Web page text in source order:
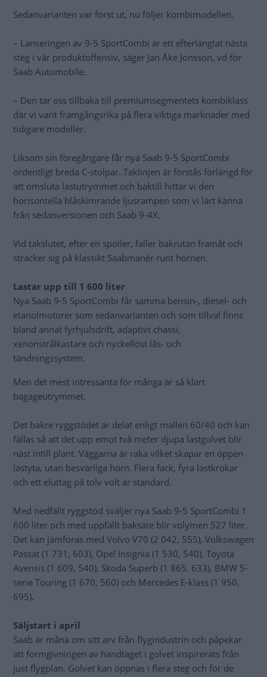
Sedanvarianten var först ut, nu följer kombimodellen.
– Lanseringen av 9-5 SportCombi är ett efterlängtat nästa
steg i vår produktoffensiv, säger Jan Åke Jonsson, vd för
Saab Automobile.
– Den tar oss tillbaka till premiumsegmentets kombiklass
där vi varit framgångsrika på flera viktiga marknader med
tidigare modeller.
Liksom sin föregångare får nya Saab 9-5 SportCombi
ordentligt breda C-stolpar. Taklinjen är förstås förlängd för
att omsluta lastutrymmet och baktill hittar vi den
horisontella blåskimrande ljusrampen som vi lärt känna
från sedanversionen och Saab 9-4X.
Vid takslutet, efter en spoiler, faller bakrutan framåt och
sträcker sig på klassikt Saabmanér runt hörnen.
Lastar upp till 1 600 liter
Nya Saab 9-5 SportCombi får samma bensin-, diesel- och
etanolmotorer som sedanvarianten och som tillval finns
bland annat fyrhjulsdrift, adaptivt chassi,
xenonstrålkastare och nyckellöst lås- och
tändningssystem.
Men det mest intressanta för många är så klart
bagageutrymmet.
Det bakre ryggstödet är delat enligt mallen 60/40 och kan
fällas så att det upp emot två meter djupa lastgolvet blir
näst intill plant. Väggarna är raka vilket skapar en öppen
lastyta, utan besvärliga hörn. Flera fack, fyra lastkrokar
och ett eluttag på tolv volt är standard.
Med nedfällt ryggstöd sväljer nya Saab 9-5 SportCombi 1
600 liter och med uppfällt baksäte blir volymen 527 liter.
Det kan jämföras med Volvo V70 (2 042, 555), Volkswagen
Passat (1 731, 603), Opel Insignia (1 530, 540), Toyota
Avensis (1 609, 540), Skoda Superb (1 865, 633), BMW 5-
serie Touring (1 670, 560) och Mercedes E-klass (1 950,
695).
Säljstart i april
Saab är måna om sitt arv från flygindustrin och påpekar
att formgivningen av handtaget i golvet inspirerats från
just flygplan. Golvet kan öppnas i flera steg och för de